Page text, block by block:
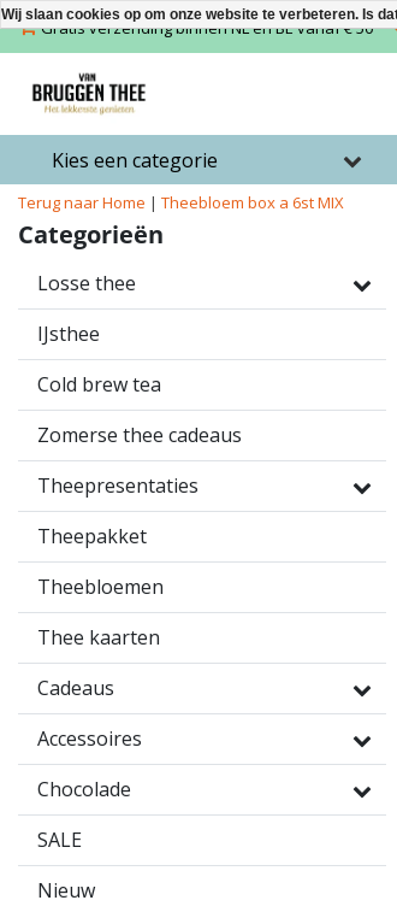
Gratis verzending binnen NL en BE vanaf € 50
Kies een categorie
Terug naar Home | Theebloem box a 6st MIX
Categorieën
Losse thee
IJsthee
Cold brew tea
Zomerse thee cadeaus
Theepresentaties
Theepakket
Theebloemen
Thee kaarten
Cadeaus
Accessoires
Chocolade
SALE
Nieuw
Wij slaan cookies op om onze website te verbeteren. Is